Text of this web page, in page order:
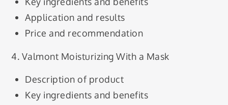
Application and results
Price and recommendation
4. Valmont Moisturizing With a Mask
Description of product
Key ingredients and benefits